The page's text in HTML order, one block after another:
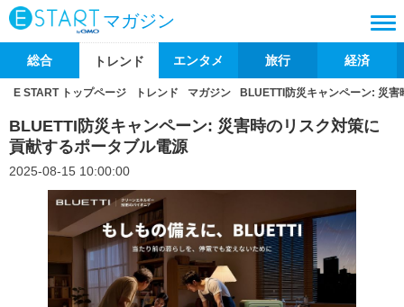
マガジン
総合 トレンド エンタメ 旅行 経済
E START トップページ トレンド マガジン BLUETTI防災キャンペーン: 災
BLUETTI防災キャンペーン: 災害時のリスク対策に
貢献するポータブル電源
2025-08-15 10:00:00